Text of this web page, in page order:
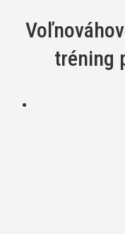
tréning